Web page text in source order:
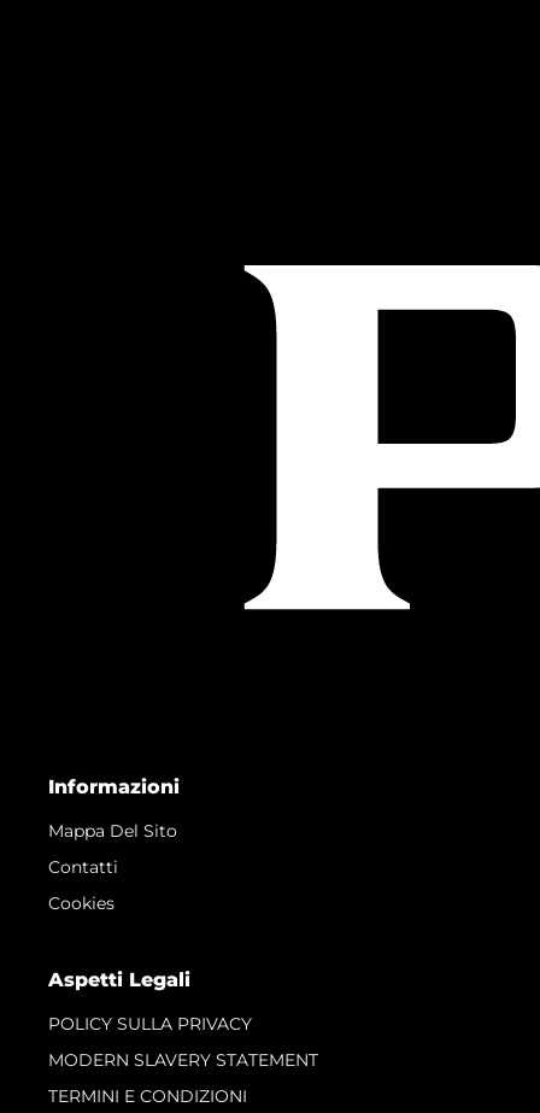
Informazioni
Mappa Del Sito
Contatti
Cookies
Aspetti Legali
POLICY SULLA PRIVACY
MODERN SLAVERY STATEMENT
TERMINI E CONDIZIONI